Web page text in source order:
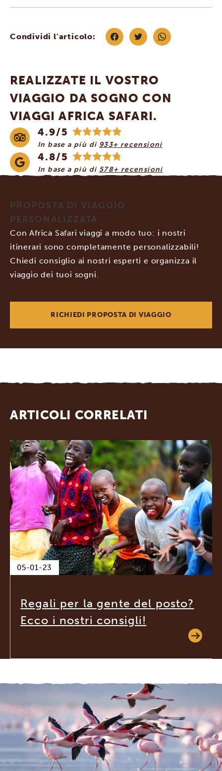
Condividi l'articolo:
REALIZZATE IL VOSTRO
VIAGGIO DA SOGNO CON
VIAGGI AFRICA SAFARI.
4.9/5
In base a più di 933+ recensioni
4.8/5
In base a più di 578+ recensioni
PROPOSTA DI VIAGGIO
PERSONALIZZATA
Con Africa Safari viaggi a modo tuo: i nostri
itinerari sono completamente personalizzabili!
Chiedi consiglio ai nostri esperti e organizza il
viaggio dei tuoi sogni.
RICHIEDI PROPOSTA DI VIAGGIO
ARTICOLI CORRELATI
05-01-23
Regali per la gente del posto?
Ecco i nostri consigli!